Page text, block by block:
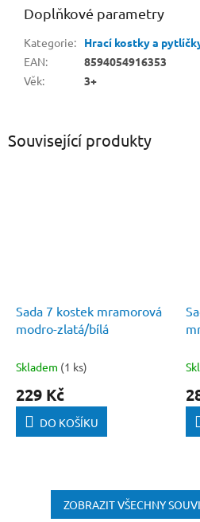
Související produkty
Sada 7 kostek mramorová
modro-zlatá/bílá
Skladem (1 ks)
229 Kč
DO KOŠÍKU
ZOBRAZIT VŠECHNY
Doplňkové parametry
Kategorie:
Hrací kostky a
EAN:
8594054916353
Věk: 3+